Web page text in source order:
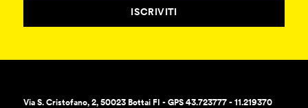
ISCRIVITI
Via S. Cristofano, 2, 50023 Bottai FI - GPS 43.723777 - 11.219370